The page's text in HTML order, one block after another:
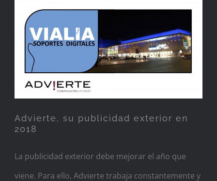
Advierte, su publicidad
exterior en 2018
Advierte, su publicidad exterior en
2018
La publicidad exterior debe mejorar el año que
viene. Para ello, Advierte trabaja constantemente y